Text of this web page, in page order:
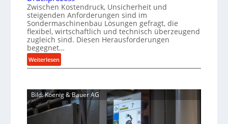
s
i
c
h
b
s
t
n
t
s
p
a
n
n
i
c
B
e
s
t
e
l
n
g
e
b
o
u
t
A
u
t
a
t
Zwischen Kostendruck, Unsicherheit und
steigenden Anforderungen sind im
Sondermaschinenbau Lösungen gefragt, die
flexibel, wirtschaftlich und technisch überzeugend
zugleich sind. Diesen Herausforderungen
begegnet…
Weiterlesen:
R
l
l
e
Bild: Koenig & Bauer AG